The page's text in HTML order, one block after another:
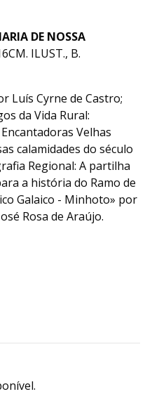
DE NOSSA
ILUST., B.
Luís Cyrne de Castro;
da Vida Rural:
Velhas
calamidades do século
Regional: A partilha
a história do Ramo de
Galaico - Minhoto» por
Rosa de Araújo.